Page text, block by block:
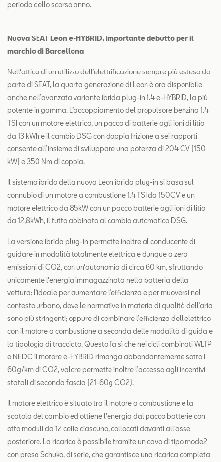
periodo dello scorso anno.
Nuova SEAT Leon e-HYBRID, importante debutto per il
marchio di Barcellona
Nell’ottica di un utilizzo dell’elettrificazione sempre più esteso da
parte di SEAT, la quarta generazione di Leon è ora disponibile
anche nell’avanzata variante ibrida plug-in 1.4 e-HYBRID, la più
potente in gamma. L’accoppiamento del propulsore benzina 1.4
TSI con un motore elettrico, un pacco di batterie agli ioni di litio
da 13 kWh e il cambio DSG con doppia frizione a sei rapporti
consente all’insieme di sviluppare una potenza di 204 CV (150
kW) e 350 Nm di coppia.
Il sistema ibrido della nuova Leon ibrida plug-in si basa sul
connubio di un motore a combustione 1.4 TSI da 150CV e un
motore elettrico da 85kW con un pacco batterie agli ioni di litio
da 12,8kWh, il tutto abbinato al cambio automatico DSG.
La versione ibrida plug-in permette inoltre al conducente di
guidare in modalità totalmente elettrica e dunque a zero
emissioni di CO2, con un’autonomia di circa 60 km, sfruttando
unicamente l’energia immagazzinata nella batteria della
vettura: l’ideale per aumentare l’efficienza e per muoversi nel
contesto urbano, dove le normative in materia di qualità dell’aria
sono più stringenti; oppure di combinare l’efficienza dell’elettrico
con il motore a combustione a seconda delle modalità di guida e
la tipologia di tracciato. Questo fa sì che nei cicli combinati WLTP
e NEDC il motore e-HYBRID rimanga abbondantemente sotto i
60g/km di CO2, valore permette inoltre l’accesso agli incentivi
statali di seconda fascia (21-60g CO2).
Il motore elettrico è situato tra il motore a combustione e la
scatola del cambio ed ottiene l'energia dal pacco batterie con
otto moduli da 12 celle ciascuno, collocati davanti all’asse
posteriore. La ricarica è possibile tramite un cavo di tipo mode2
con presa Schuko, di serie, che garantisce una ricarica completa